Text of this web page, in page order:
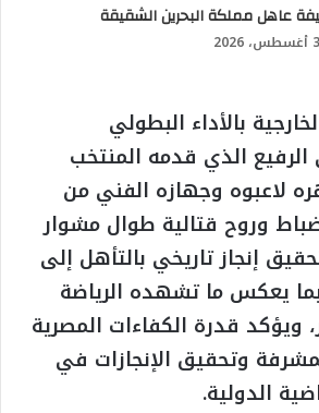
عاهل مملكة البحرين الشقيقة
3 أغسطس، 2026
بالأداء البطولي
الذي قدمه المنتخب
لاعبوه وجهازه الفني من
وروح قتالية طوال مشوار
إنجاز تاريخي بالتأهل إلى
يعكس ما تشهده الرياضة
ويؤكد قدرة الكفاءات المصرية
وتحقيق الإنجازات في
الدولية.